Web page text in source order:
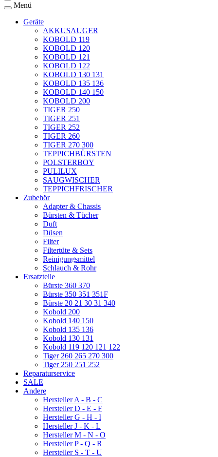
Menü
Geräte
AKKUSAUGER
KOBOLD 119
KOBOLD 120
KOBOLD 121
KOBOLD 122
KOBOLD 130 131
KOBOLD 135 136
KOBOLD 140 150
KOBOLD 200
TIGER 250
TIGER 251
TIGER 252
TIGER 260
TIGER 270 300
TEPPICHBÜRSTEN
POLSTERBOY
PULILUX
SAUGWISCHER
TEPPICHFRISCHER
Zubehör
Adapter & Chassis
Bürsten & Tücher
Duft
Düsen
Filter
Filtertüte & Sets
Reinigungsmittel
Schlauch & Rohr
Ersatzteile
Bürste 360 370
Bürste 350 351 351F
Bürste 20 21 30 31 340
Kobold 200
Kobold 140 150
Kobold 135 136
Kobold 130 131
Kobold 119 120 121 122
Tiger 260 265 270 300
Tiger 250 251 252
Reparaturservice
SALE
Andere
Hersteller A - B - C
Hersteller D - E - F
Hersteller G - H - I
Hersteller J - K - L
Hersteller M - N - O
Hersteller P - Q - R
Hersteller S - T - U